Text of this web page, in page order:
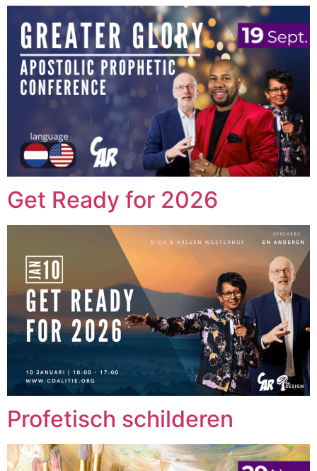
Get Ready for 2026
Profetisch schilderen